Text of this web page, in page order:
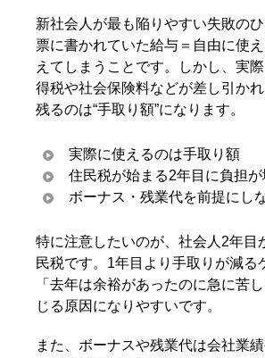
新社会人が最も陥りやすい失敗の
票に書かれていた給与＝自由に使
えてしまうことです。しかし、実
得税や社会保険料などが差し引か
残るのは“手取り額”になります。
実際に使えるのは手取り額
住民税が始まる2年目に負担
ボーナス・残業代を前提にし
特に注意したいのが、社会人2年目
民税です。1年目より手取りが減る
「去年は余裕があったのに急に苦
じる原因になりやすいです。
また、ボーナスや残業代は会社業